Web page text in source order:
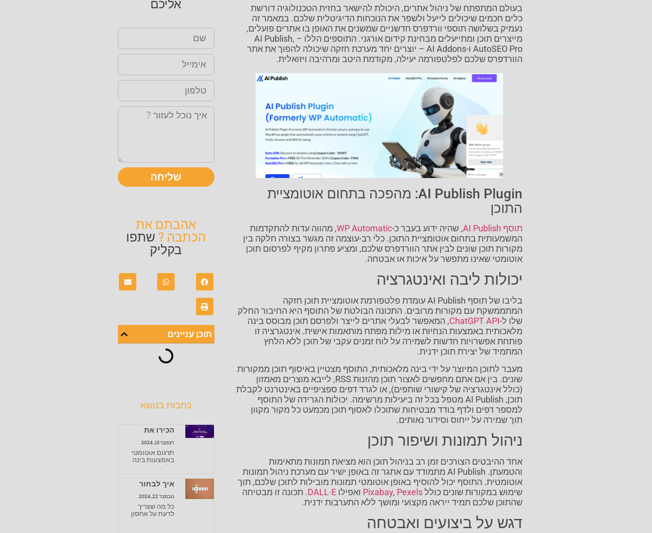
בעולם המתפתח של ניהול אתרים, היכולת להישאר בחזית הטכנולוגיה דורשת
כלים חכמים שיכולים לייעל ולשפר את הנוכחות הדיגיטלית שלכם. במאמר זה
נעמיק בשלושה תוספי וורדפרס חדשניים שמשנים את האופן בו אתרים פועלים,
מייצרים תוכן ומתייעלים מבחינת קידום אורגני. התוספים הללו – AI Publish,
AutoSEO Pro ו-AI Addons – יוצרים יחד מערכת חזקה שיכולה להפוך את אתר
הוורדפרס שלכם לפלטפורמה יעילה, מקודמת היטב ומרהיבה ויזואלית.
AI Publish Plugin: מהפכה בתחום אוטומציית
התוכן
תוסף AI Publish , שהיה ידוע בעבר כ-WP Automatic, מהווה עדות להתקדמות
המשמעותית בתחום אוטומציית התוכן. כלי רב-עוצמה זה מגשר בצורה חלקה בין
מקורות תוכן שונים לבין אתר הוורדפרס שלכם, ומציע פתרון מקיף לפרסום תוכן
אוטומטי שאינו מתפשר על איכות או אבטחה.
יכולות ליבה ואינטגרציה
בליבו של תוסף AI Publish עומדת פלטפורמת אוטומציית תוכן חזקה
המתממשקת עם מקורות מרובים. התכונה הבולטת של התוסף היא החיבור החלק
שלו ל-ChatGPT API, המאפשר לבעלי אתרים לייצר ולפרסם תוכן מבוסס בינה
מלאכותית באמצעות הנחיות או מילות מפתח מותאמות אישית. אינטגרציה זו
פותחת אפשרויות חדשות לשמירה על לוח זמנים עקבי של תוכן ללא הלחץ
המתמיד של יצירת תוכן ידנית.
מעבר לתוכן המיוצר על ידי בינה מלאכותית, התוסף מצטיין באיסוף תוכן ממקורות
שונים. בין אם אתם מחפשים לאצור תוכן מהזנות RSS, לייבא מוצרים מאמזון
(כולל אינטגרציה של קישורי שותפים), או לגרד דפים ספציפיים באינטרנט לקבלת
תוכן, AI Publish מטפל בכל זה ביעילות מרשימה. יכולות הגרידה של התוסף
למספר דפים ולדף בודד מבטיחות שתוכלו לאסוף תוכן מכמעט כל מקור מקוון
תוך שמירה על ייחוס וסידור נאותים.
ניהול תמונות ושיפור תוכן
אחד ההיבטים הצורכים זמן רב בניהול תוכן הוא מציאת תמונות מתאימות
והטמעתן. AI Publish מתמודד עם אתגר זה באופן ישיר עם מערכת ניהול תמונות
אוטומטית. התוסף יכול להוסיף באופן אוטומטי תמונות מובילות לתוכן שלכם, תוך
שימוש במקורות שונים כולל
Pixabay, Pexels ואפילו DALL·E. תכונה זו מבטיחה
שהתוכן שלכם תמיד ייראה מקצועי ומושך ללא התערבות ידנית.
דגש על ביצועים ואבטחה
אליכם
שליחה
אהבתם את
הכתבה ? שתפו
בקליק
תוכן עניינים
כתבות בנושא
הכירו את
הפלאגין
שיתרגם לכם
את אתר
הוורדפרס
דצמבר 13, 2024
תרגום אוטומטי
באמצעות בינה
מלאכותית
Polylang מבית
איך לבחור
אחסון וורדפרס
נובמבר 22, 2024
כל מה שצריך
לדעת על אחסון
וורדפרס לנכס